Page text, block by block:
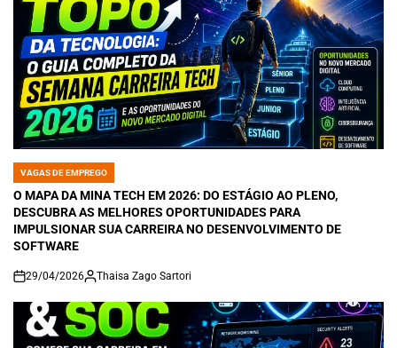
POSTED
IN
VAGAS DE EMPREGO
O MAPA DA MINA TECH EM 2026: DO ESTÁGIO AO PLENO,
DESCUBRA AS MELHORES OPORTUNIDADES PARA
IMPULSIONAR SUA CARREIRA NO DESENVOLVIMENTO DE
SOFTWARE
on
29/04/2026 Thaisa Zago Sartori